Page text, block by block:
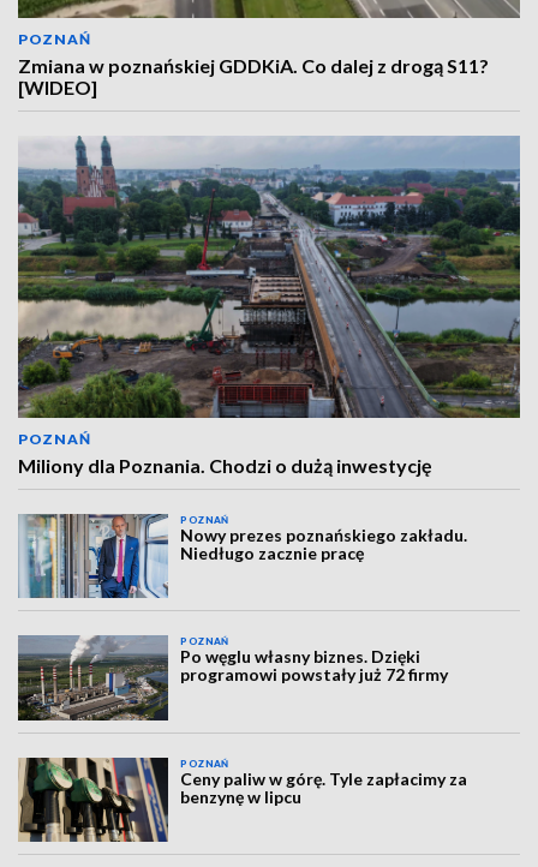
POZNAŃ
Zmiana w poznańskiej GDDKiA. Co dalej z drogą S11?
[WIDEO]
POZNAŃ
Miliony dla Poznania. Chodzi o dużą inwestycję
POZNAŃ
Nowy prezes poznańskiego zakładu.
Niedługo zacznie pracę
POZNAŃ
Po węglu własny biznes. Dzięki
programowi powstały już 72 firmy
POZNAŃ
Ceny paliw w górę. Tyle zapłacimy za
benzynę w lipcu